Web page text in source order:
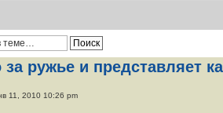
за ружье и представляет
11, 2010 10:26 pm